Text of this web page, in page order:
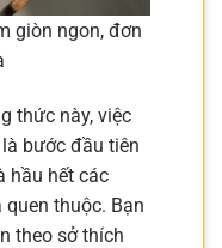
giòn ngon, đơn
thức này, việc
bước đầu tiên
hầu hết các
thuộc. Bạn
theo sở thích